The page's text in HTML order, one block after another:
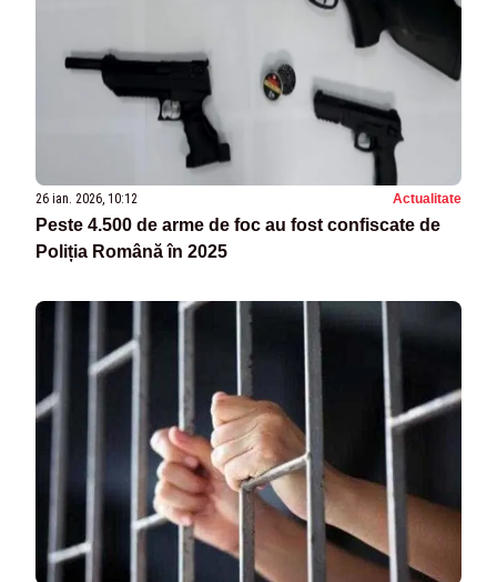
26 ian. 2026, 10:12 Actualitate
Peste 4.500 de arme de foc au fost confiscate de
Poliția Română în 2025